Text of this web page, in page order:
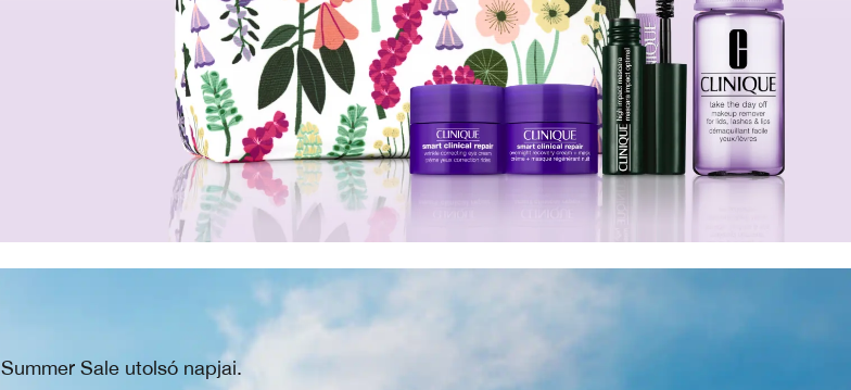
Summer Sale utolsó napjai.